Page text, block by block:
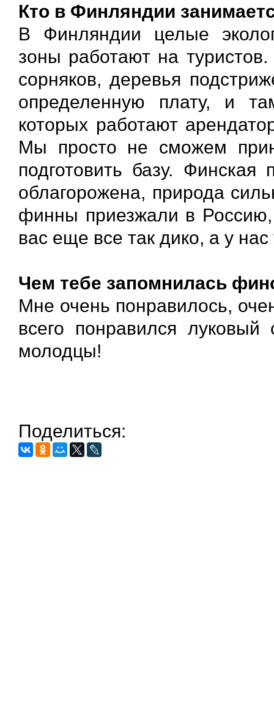
Кто в Финляндии
В Финляндии целые
зоны работают на
сорняков, деревья
определенную плату, и
которых работают
Мы просто не сможем
подготовить базу.
облагорожена, природа
финны приезжали в
вас еще все так дико, а у
Чем тебе запомнилась
Мне очень понравилось,
всего понравился
молодцы!
Поделиться: